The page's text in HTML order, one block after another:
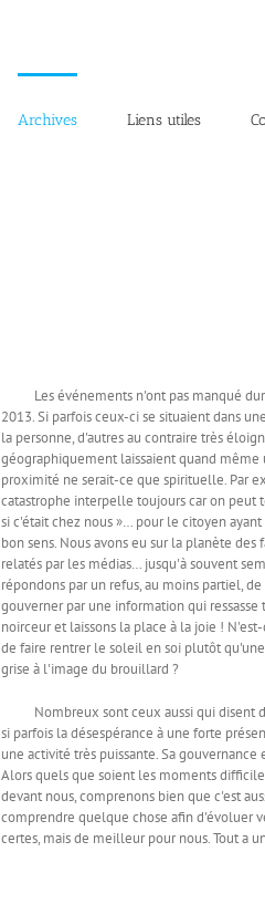
Archives Liens utiles
Les événements n'ont pas manqué
2013. Si parfois ceux-ci se situaient dans
la personne, d'autres au contraire très
géographiquement laissaient quand même
proximité ne serait-ce que spirituelle. Par
catastrophe interpelle toujours car on peut
si c'était chez nous »… pour le citoyen
bon sens. Nous avons eu sur la planète des
relatés par les médias… jusqu'à souvent
répondons par un refus, au moins partiel, de
gouverner par une information qui
noirceur et laissons la place à la joie !
de faire rentrer le soleil en soi plutôt qu'une
grise à l'image du brouillard ?
Nombreux sont ceux aussi qui disent
si parfois la désespérance à une forte
une activité très puissante. Sa gouvernance
Alors quels que soient les moments
devant nous, comprenons bien que c'est
comprendre quelque chose afin d'évoluer
certes, mais de meilleur pour nous. Tout a